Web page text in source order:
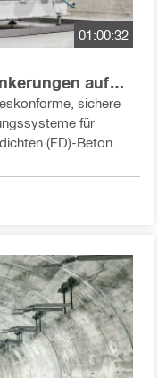
01:00:32
auf
sichere
für
(FD)-Beton.